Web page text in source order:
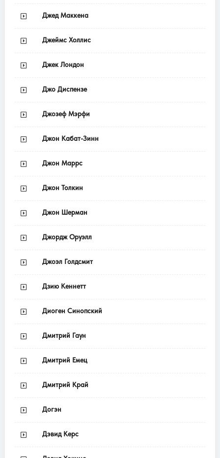
Джед Маккена
Джеймс Холлис
Джек Лондон
Джо Диспензе
Джозеф Мэрфи
Джон Кабат-Зинн
Джон Маррс
Джон Толкин
Джон Шерман
Джордж Оруэлл
Джоэл Голдсмит
Дзию Кеннетт
Диоген Синопский
Дмитрий Гаун
Дмитрий Емец
Дмитрий Край
Догэн
Дэвид Керс